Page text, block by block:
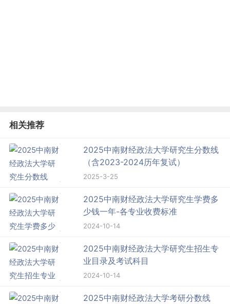
相关推荐
2025中南财经政法大学研究生分数线
（含2023-2024历年复试）
2025-3-25
2025中南财经政法大学研究生学费多
少钱一年-各专业收费标准
2024-10-14
2025中南财经政法大学研究生招生专
业目录及考试科目
2024-10-14
2025中南财经政法大学考研分数线